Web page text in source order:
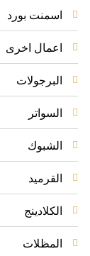
اسمنت بورد
اعمال اخرى
البرجولات
السواتر
الشبوك
القرميد
الكلادينج
المظلات